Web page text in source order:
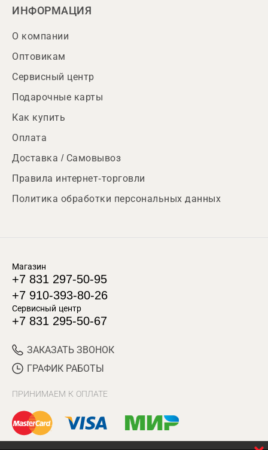
ИНФОРМАЦИЯ
О компании
Оптовикам
Сервисный центр
Подарочные карты
Как купить
Оплата
Доставка / Самовывоз
Правила интернет-торговли
Политика обработки персональных данных
Магазин
+7 831 297-50-95
+7 910-393-80-26
Сервисный центр
+7 831 295-50-67
ЗАКАЗАТЬ ЗВОНОК
ГРАФИК РАБОТЫ
ПРИНИМАЕМ К ОПЛАТЕ